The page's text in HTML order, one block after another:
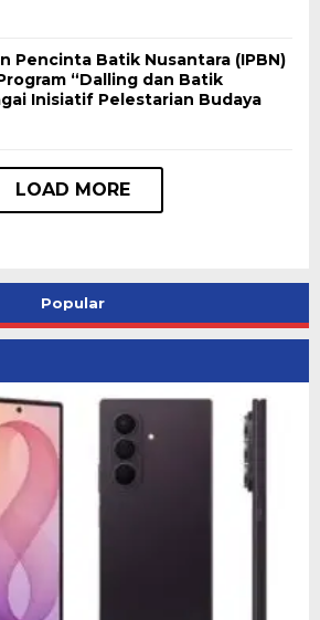
Pencinta Batik Nusantara (IPBN)
“Dalling dan Batik
Inisiatif Pelestarian Budaya
Popular